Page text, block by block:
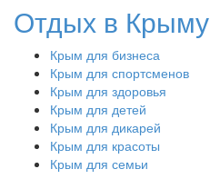
Отдых в Крыму
Крым для бизнеса
Крым для спортсменов
Крым для здоровья
Крым для детей
Крым для дикарей
Крым для красоты
Крым для семьи